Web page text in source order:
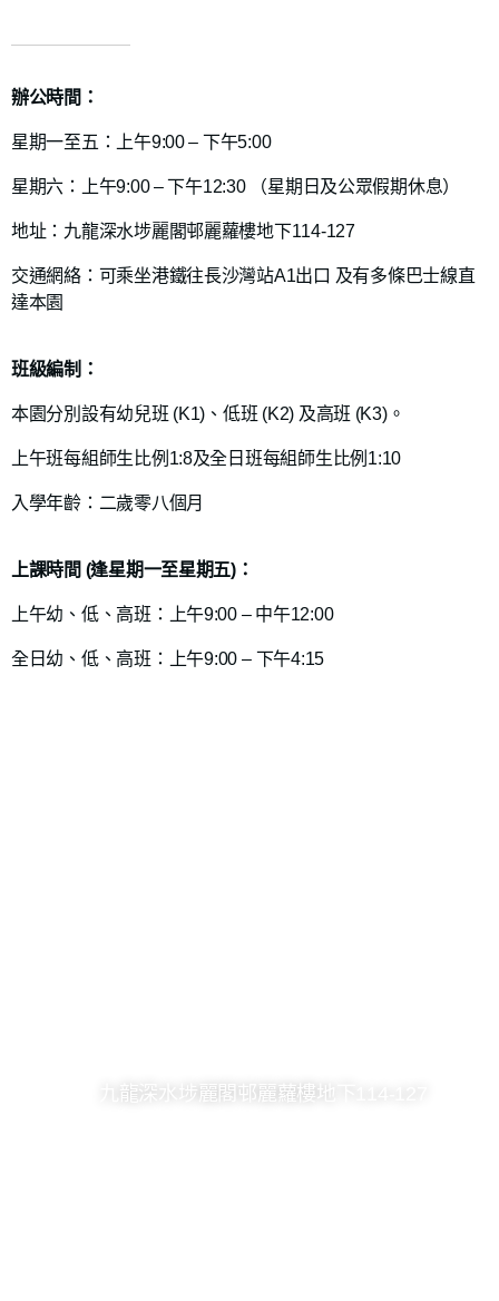
辦公時間：
星期一至五：上午9:00 – 下午5:00
星期六：上午9:00 – 下午12:30 （星期日及公眾假期休息）
地址：九龍深水埗麗閣邨麗蘿樓地下114-127
交通網絡：可乘坐港鐵往長沙灣站A1出口 及有多條巴士線直
達本園
班級編制：
本園分別設有幼兒班 (K1)、低班 (K2) 及高班 (K3)。
上午班每組師生比例1:8及全日班每組師生比例1:10
入學年齡：二歲零八個月
上課時間 (逢星期一至星期五)：
上午幼、低、高班：上午9:00 – 中午12:00
全日幼 、 低、 高班：上午9:00 – 下午4:15
九龍深水埗麗閣邨麗蘿樓地下114-127